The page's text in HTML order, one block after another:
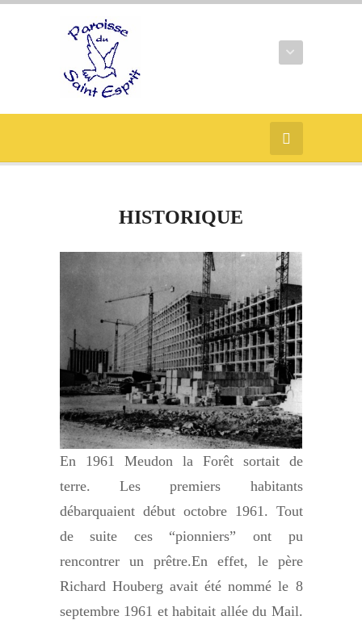
HISTORIQUE
En 1961 Meudon la Forêt sortait de
terre. Les premiers habitants
débarquaient début octobre 1961. Tout
de suite ces “pionniers” ont pu
rencontrer un prêtre.En effet, le père
Richard Houberg avait été nommé le 8
septembre 1961 et habitait allée du Mail.